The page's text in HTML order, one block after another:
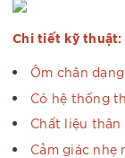
Chi tiết kỹ thuật:
Ôm chân
Có hệ thống
Chất liệu
Cảm giác nhẹ